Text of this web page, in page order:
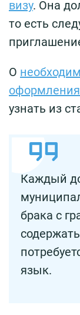
визу. Она
то есть
О
узнать из
Каждый
брака с
язык.